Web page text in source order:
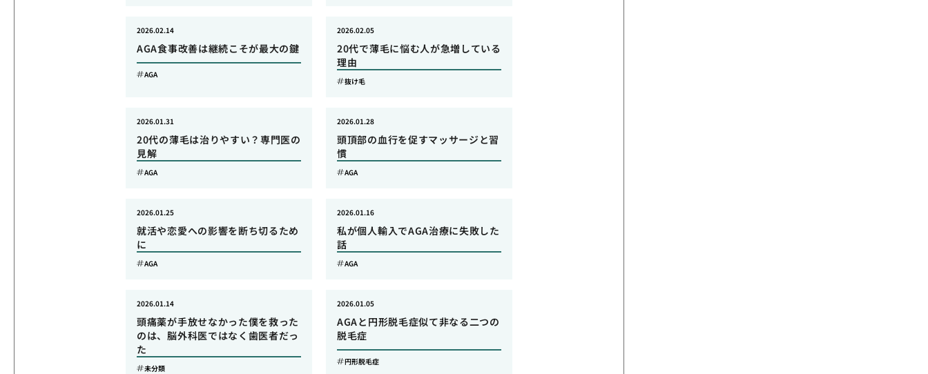
AGA食事改善は継続こそが最大の鍵
2026.02.14
AGA
20代で薄毛に悩む人が急増している
理由
2026.02.05
抜け毛
20代の薄毛は治りやすい？専門医の
見解
2026.01.31
AGA
頭頂部の血行を促すマッサージと習
慣
2026.01.28
AGA
就活や恋愛への影響を断ち切るため
に
2026.01.25
AGA
私が個人輸入でAGA治療に失敗した
話
2026.01.16
AGA
頭痛薬が手放せなかった僕を救った
のは、脳外科医ではなく歯医者だっ
た
2026.01.14
未分類
AGAと円形脱毛症似て非なる二つの
脱毛症
2026.01.05
円形脱毛症